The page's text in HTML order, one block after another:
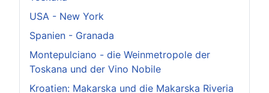
USA - New York
Spanien - Granada
Montepulciano - die Weinmetropole der
Toskana und der Vino Nobile
Kroatien: Makarska und die Makarska Riveria